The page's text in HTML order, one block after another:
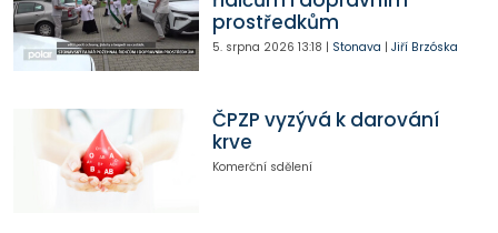
prostředkům
5. srpna 2026 13:18 | Stonava | Jiří Brzóska
ČPZP vyzývá k darování
krve
Komerční sdělení